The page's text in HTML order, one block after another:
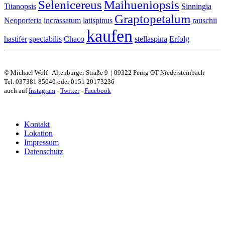
Titanopsis SelenicereusMaihueniopsis Sinningia
Neoporteria incrassatum latispinus Graptopetalum rauschii
hastifer spectabilis Chaco kaufen stellaspina Erfolg
© Michael Wolf | Altenburger Straße 9 | 09322 Penig OT Niedersteinbach
Tel. 037381 85040 oder 0151 20173236
auch aufInstagram - Twitter- Facebook
Kontakt
Lokation
Impressum
Datenschutz